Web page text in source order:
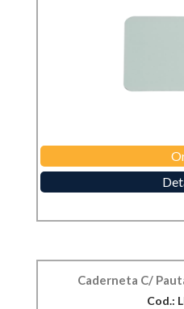
Caderneta C/
Cod.: